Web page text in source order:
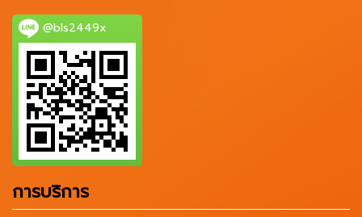
@bls2449x
การบริการ